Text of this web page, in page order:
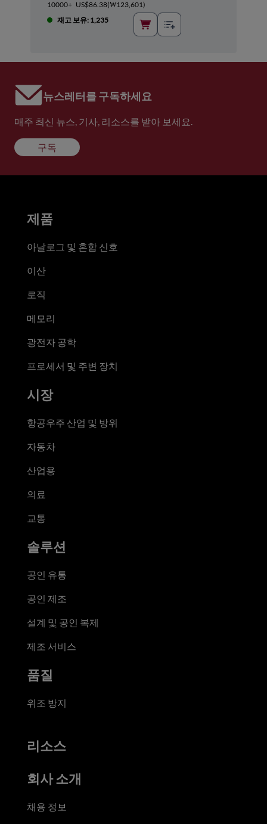
10000+ US$86.38(₩123,601)
재고 보유: 1,235
뉴스레터를 구독하세요
매주 최신 뉴스, 기사, 리소스를 받아 보세요.
구독
제품
아날로그 및 혼합 신호
이산
로직
메모리
광전자 공학
프로세서 및 주변 장치
시장
항공우주 산업 및 방위
자동차
산업용
의료
교통
솔루션
공인 유통
공인 제조
설계 및 공인 복제
제조 서비스
품질
위조 방지
리소스
회사 소개
채용 정보